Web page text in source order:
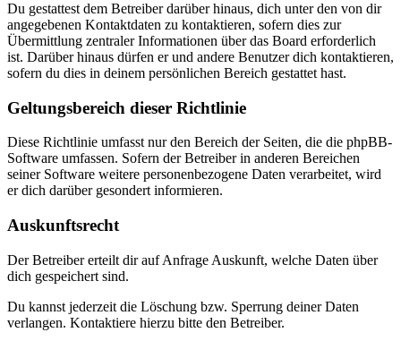
Du gestattest dem Betreiber darüber hinaus, dich unter den von dir
angegebenen Kontaktdaten zu kontaktieren, sofern dies zur
Übermittlung zentraler Informationen über das Board erforderlich
ist. Darüber hinaus dürfen er und andere Benutzer dich kontaktieren,
sofern du dies in deinem persönlichen Bereich gestattet hast.
Geltungsbereich dieser Richtlinie
Diese Richtlinie umfasst nur den Bereich der Seiten, die die phpBB-
Software umfassen. Sofern der Betreiber in anderen Bereichen
seiner Software weitere personenbezogene Daten verarbeitet, wird
er dich darüber gesondert informieren.
Auskunftsrecht
Der Betreiber erteilt dir auf Anfrage Auskunft, welche Daten über
dich gespeichert sind.
Du kannst jederzeit die Löschung bzw. Sperrung deiner Daten
verlangen. Kontaktiere hierzu bitte den Betreiber.